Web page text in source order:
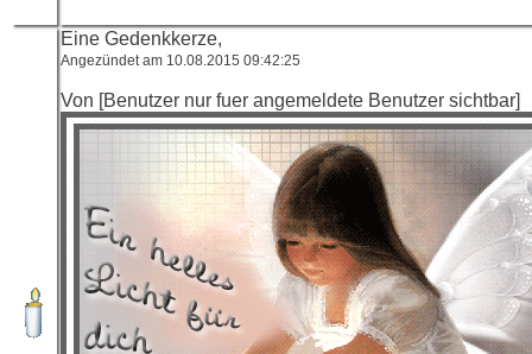
Eine Gedenkkerze,
Angezündet am 10.08.2015 09:42:25
Von [Benutzer nur fuer angemeldete Benutzer sichtbar]